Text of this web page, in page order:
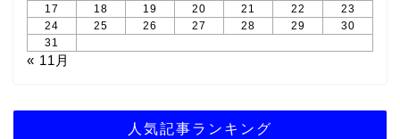
17
18 19 20 21 22
23
24
25 26 27 28 29
30
31
« 11月
人気記事ランキング